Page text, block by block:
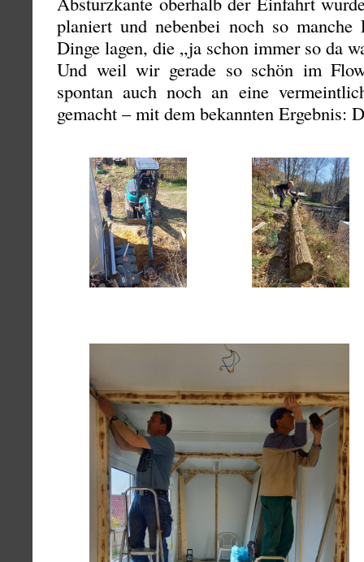
planiert und nebenbei noch so
Dinge lagen, die „ja schon immer so da
Und weil wir gerade so schön im
spontan auch noch an eine
gemacht – mit dem bekannten Ergebnis: